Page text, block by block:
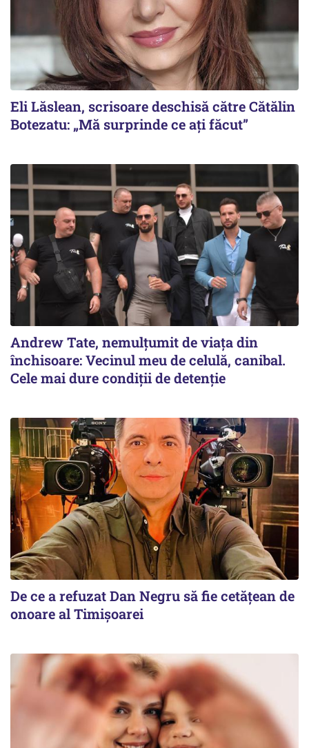
Eli Lăslean, scrisoare deschisă către Cătălin
Botezatu: „Mă surprinde ce ați făcut”
Andrew Tate, nemulțumit de viața din
închisoare: Vecinul meu de celulă, canibal.
Cele mai dure condiții de detenție
De ce a refuzat Dan Negru să fie cetățean de
onoare al Timișoarei